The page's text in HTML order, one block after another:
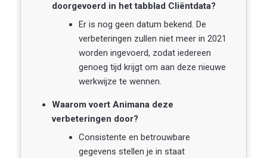
doorgevoerd in het tabblad Cliëntdata?
Er is nog geen datum bekend. De
verbeteringen zullen niet meer in 2021
worden ingevoerd, zodat iedereen
genoeg tijd krijgt om aan deze nieuwe
werkwijze te wennen.
Waarom voert Animana deze
verbeteringen door?
Consistente en betrouwbare
gegevens stellen je in staat